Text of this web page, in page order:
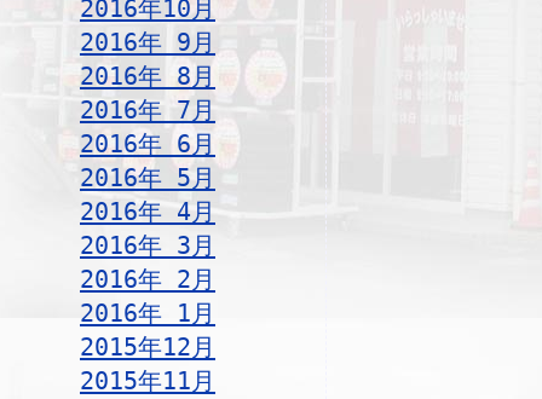
2016年10月
2016年 9月
2016年 8月
2016年 7月
2016年 6月
2016年 5月
2016年 4月
2016年 3月
2016年 2月
2016年 1月
2015年12月
2015年11月